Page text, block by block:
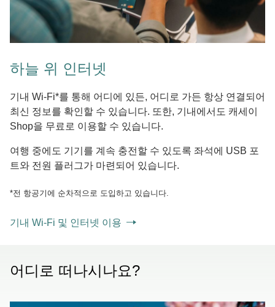
하늘 위 인터넷
기내 Wi-Fi*를 통해 어디에 있든, 어디로 가든 항상 연결되어
최신 정보를 확인할 수 있습니다. 또한, 기내에서도 캐세이
Shop을 무료로 이용할 수 있습니다.
여행 중에도 기기를 계속 충전할 수 있도록 좌석에 USB 포
트와 전원 플러그가 마련되어 있습니다.
*전 항공기에 순차적으로 도입하고 있습니다.
기내 Wi-Fi 및 인터넷 이용
어디로 떠나시나요?